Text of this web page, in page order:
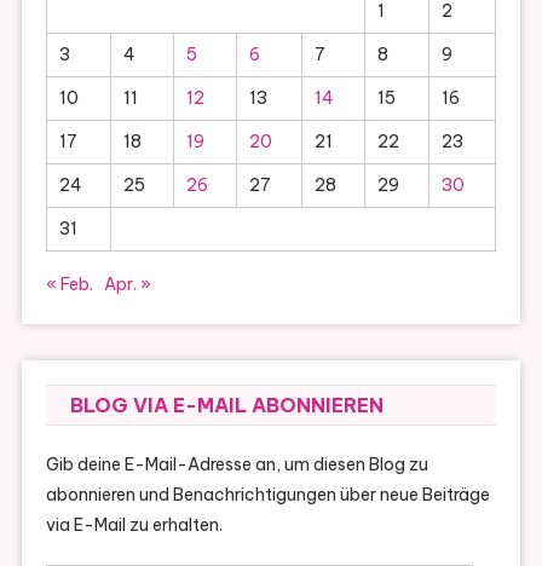
1
2
3
4 5 6 7 8
9
10
11 12 13 14 15
16
17
18 19 20 21 22
23
24
25 26 27 28 29
30
31
« Feb. Apr. »
BLOG VIA E-MAIL ABONNIEREN
Gib deine E-Mail-Adresse an, um diesen Blog zu
abonnieren und Benachrichtigungen über neue Beiträge
via E-Mail zu erhalten.